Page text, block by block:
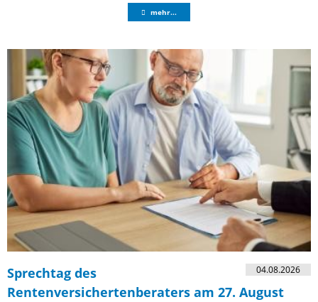
mehr...
04.08.2026
Sprechtag des
Rentenversichertenberaters am 27. August